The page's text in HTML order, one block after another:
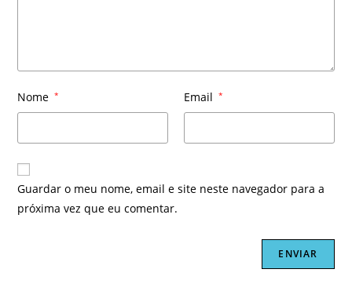
Nome * Email *
Guardar o meu nome, email e site neste navegador para a
próxima vez que eu comentar.